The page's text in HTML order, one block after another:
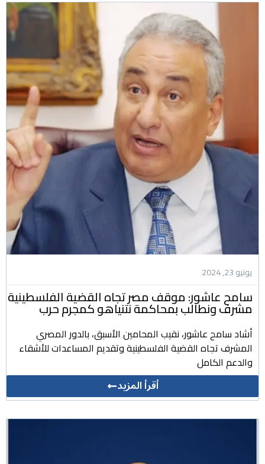
يونيو 23, 2024
سامح عاشور: موقف مصر تجاه القضية الفلسطينية
مشرف ونطالب بمحاكمة نتنياهو كمجرم حرب
أشاد سامح عاشور، نقيب المحامين الأسبق، بالدور المصري
المشرف تجاه القضية الفلسطينية وتقديم المساعدات للأشقاء
والدعم الكامل
أقرأ المزيد